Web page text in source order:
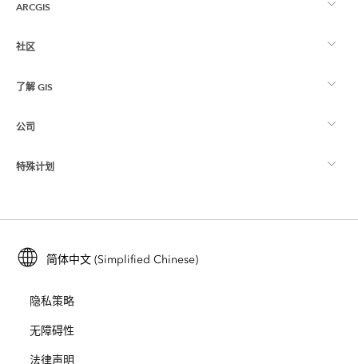
ARCGIS
ArcGIS 概览
制图
社区
Esri 社区
ArcGIS 博客
Esri 年轻专家关系网
了解 GIS
什么是 GIS？
位置智能
培训
ArcUser
ArcNews
ArcWatch
公司
关于 Esri
招贤纳士
开放视野
特殊计划
ArcGIS for Student Use
保护
简体中文 (Simplified Chinese)
隐私策略
无障碍性
法律声明